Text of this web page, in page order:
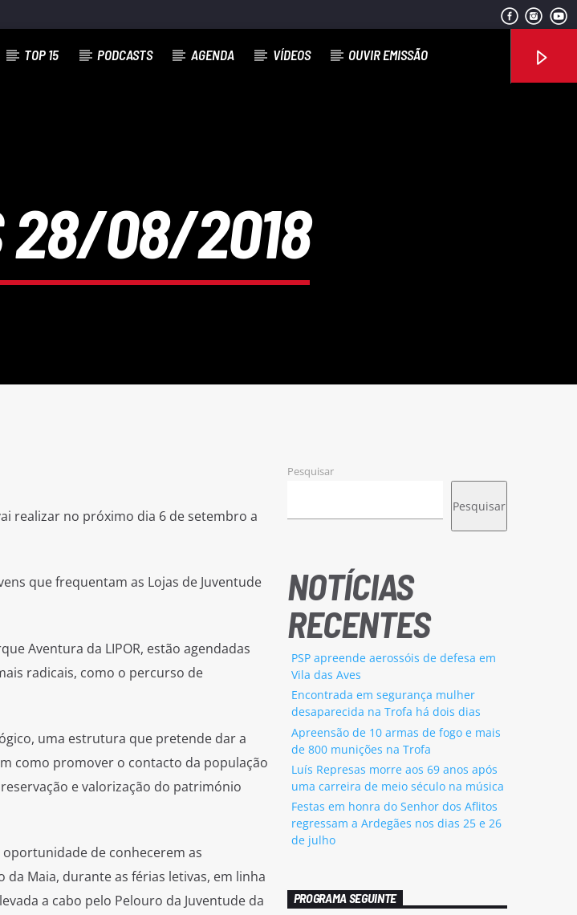
TOP 15 PODCASTS AGENDA VÍDEOS OUVIR EMISSÃO
28/08/2018
realizar no próximo dia 6 de setembro a
que frequentam as Lojas de Juventude
Aventura da LIPOR, estão agendadas
radicais, como o percurso de
uma estrutura que pretende dar a
como promover o contacto da população
e valorização do património
de conhecerem as
Maia, durante as férias letivas, em linha
a cabo pelo Pelouro da Juventude da
Pesquisar
Pesquisar
NOTÍCIAS
RECENTES
PSP apreende aerossóis de defesa em
Vila das Aves
Encontrada em segurança mulher
desaparecida na Trofa há dois dias
Apreensão de 10 armas de fogo e mais
de 800 munições na Trofa
Luís Represas morre aos 69 anos após
uma carreira de meio século na música
Festas em honra do Senhor dos Aflitos
regressam a Ardegães nos dias 25 e 26
de julho
PROGRAMA SEGUINTE